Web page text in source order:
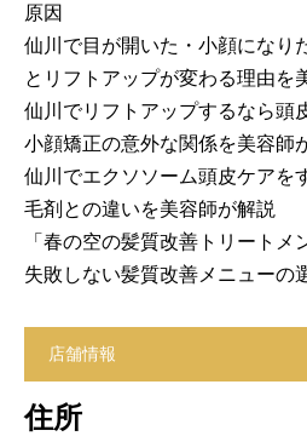
原因
仙川で目が開いた・小顔になり
とリフトアップが変わる理由を
仙川でリフトアップするなら頭
小顔矯正の意外な関係を美容師
仙川でエクソソーム頭皮ケアを
毛剤との違いを美容師が解説
「春の空の髪質改善トリート
失敗しない髪質改善メニューの
店舗情報
住所